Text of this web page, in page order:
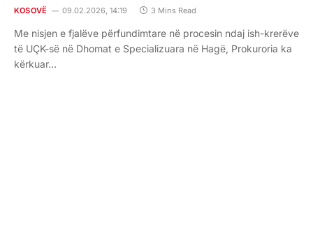
KOSOVË 09.02.2026, 14:19 3 Mins Read
Me nisjen e fjalëve përfundimtare në procesin ndaj ish-krerëve
të UÇK-së në Dhomat e Specializuara në Hagë, Prokuroria ka
kërkuar…